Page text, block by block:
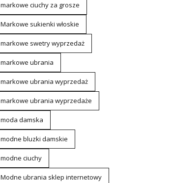
markowe ciuchy za grosze
Markowe sukienki włoskie
markowe swetry wyprzedaż
markowe ubrania
markowe ubrania wyprzedaż
markowe ubrania wyprzedaże
moda damska
modne bluzki damskie
modne ciuchy
Modne ubrania sklep internetowy